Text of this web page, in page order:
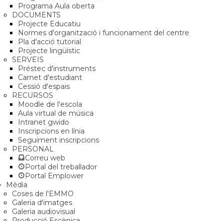
Programa Aula oberta
DOCUMENTS
Projecte Educatiu
Normes d'organització i funcionament del centre
Pla d'acció tutorial
Projecte lingüístic
SERVEIS
Préstec d'instruments
Carnet d'estudiant
Cessió d'espais
RECURSOS
Moodle de l'escola
Aula virtual de música
Intranet gwido
Inscripcions en línia
Seguiment inscripcions
PERSONAL
Correu web
Portal del treballador
Portal Emplower
Mèdia
Coses de l'EMMO
Galeria d'imatges
Galeria audiovisual